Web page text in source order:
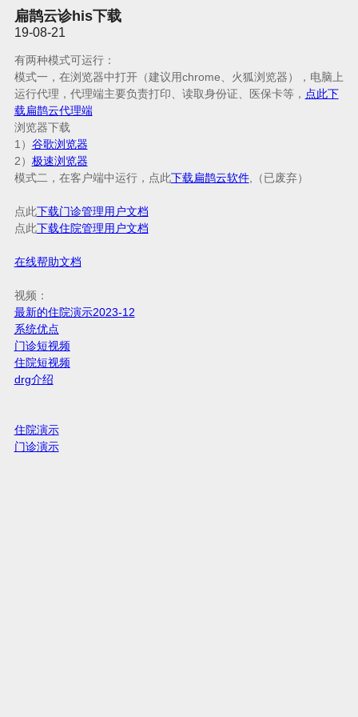
扁鹊云诊his下载
19-08-21
有两种模式可运行：
模式一，在浏览器中打开（建议用chrome、火狐浏览器），电脑上
运行代理，代理端主要负责打印、读取身份证、医保卡等， 点此下
载扁鹊云代理端
浏览器下载
1） 谷歌浏览器
2） 极速浏览器
模式二，在客户端中运行， 点此下载扁鹊云软件,（已废弃）
点此下载门诊管理用户文档
点此下载住院管理用户文档
在线帮助文档
视频：
最新的住院演示2023-12
系统优点
门诊短视频
住院短视频
drg介绍
住院演示
门诊演示